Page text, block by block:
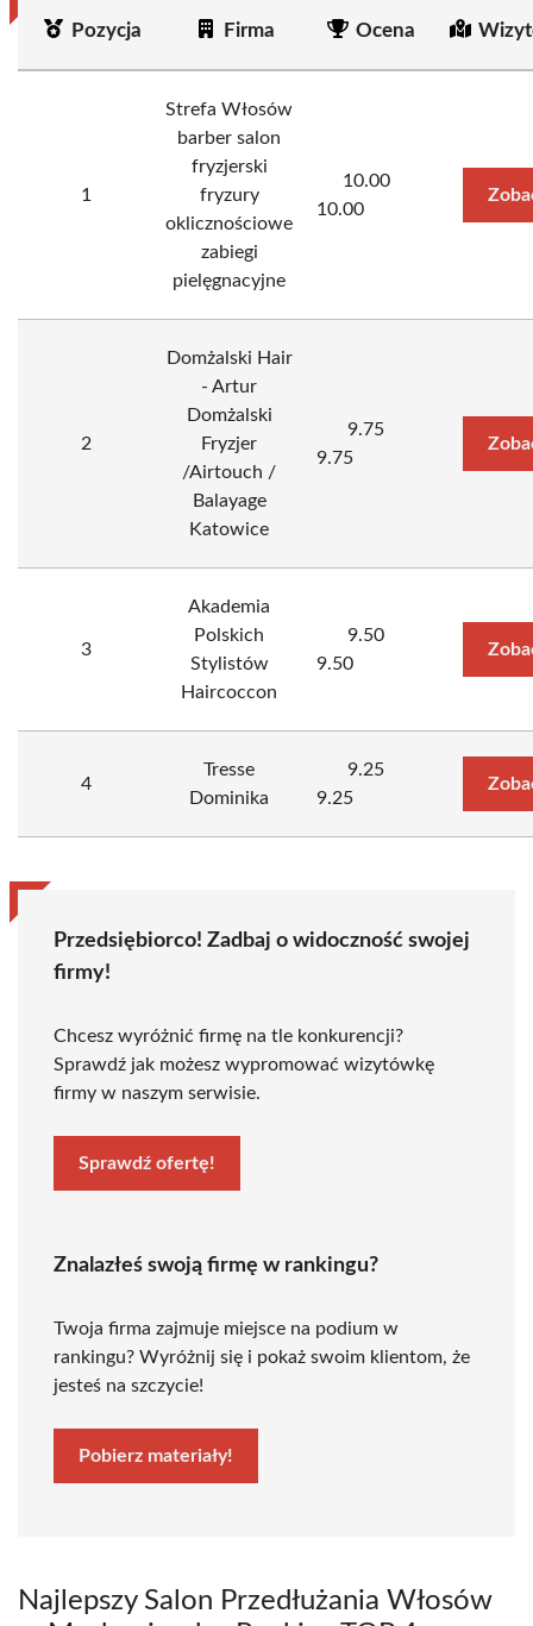
Pozycja Firma Ocena
1
Strefa Włosów
barber salon
fryzjerski
fryzury
oklicznościowe
zabiegi
pielęgnacyjne
10.00
10.00
2
Domżalski Hair
- Artur
Domżalski
Fryzjer
/Airtouch /
Balayage
Katowice
9.75
9.75
3
Akademia
Polskich
Stylistów
Haircoccon
9.50
9.50
4
Tresse
Dominika
9.25
9.25
Przedsiębiorco! Zadbaj o widoczność swojej
firmy!
Chcesz wyróżnić firmę na tle konkurencji?
Sprawdź jak możesz wypromować wizytówkę
firmy w naszym serwisie.
Sprawdź ofertę!
Znalazłeś swoją firmę w rankingu?
Twoja firma zajmuje miejsce na podium w
rankingu? Wyróżnij się i pokaż swoim klientom, że
jesteś na szczycie!
Pobierz materiały!
Najlepszy Salon Przedłużania Włosów